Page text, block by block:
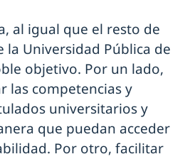
al igual que el resto de
Universidad Pública de
objetivo. Por un lado,
las competencias y
universitarios y
que puedan acceder
Por otro, facilitar